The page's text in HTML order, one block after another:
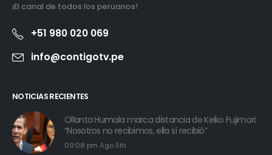
¡El canal de todos los peruanos!
+51 980 020 069
info@contigotv.pe
NOTICIAS RECIENTES
Ollanta Humala marca distancia de Keiko Fujimori:
“Nosotros no recibimos, ella sí recibió”
09:08 pm Ago 5th